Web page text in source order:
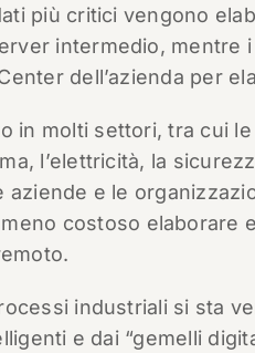
più critici vengono
intermedio, mentre
dell’azienda per
in molti settori, tra cui
l’elettricità, la
aziende e le
costoso elaborare
industriali si sta
e dai “gemelli